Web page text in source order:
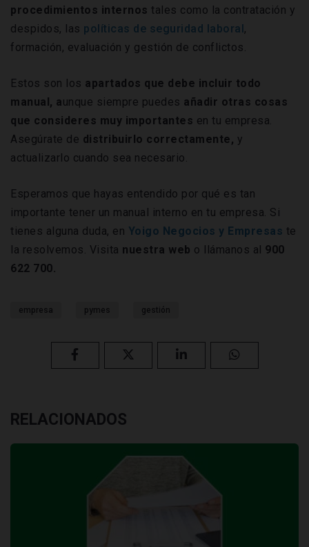
procedimientos internos tales como la contratación y
despidos, las políticas de seguridad laboral,
formación, evaluación y gestión de conflictos.
Estos son los apartados que debe incluir todo
manual, aunque siempre puedes añadir otras cosas
que consideres muy importantes en tu empresa.
Asegúrate de distribuirlo correctamente, y
actualizarlo cuando sea necesario.
Esperamos que hayas entendido por qué es tan
importante tener un manual interno en tu empresa. Si
tienes alguna duda, en Yoigo Negocios y Empresas te
la resolvemos. Visita nuestra web o llámanos al 900
622 700.
empresa pymes gestión
RELACIONADOS